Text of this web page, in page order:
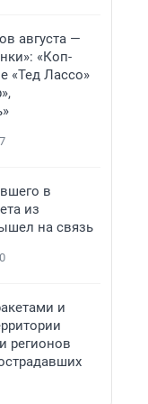
августа —
«Коп-
«Тед Лассо»
в
из
на связь
и
регионов